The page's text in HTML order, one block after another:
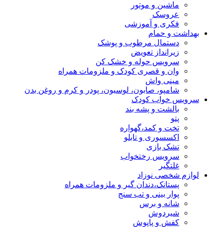
ماشین و موتور
عروسک
فکری و آموزشی
بهداشت و حمام
دستمال مرطوب و پوشک
زیرانداز تعویض
سرویس حوله و خشک کن
وان و قصری کودک و ملزومات همراه
مینی واش
شامپو، صابون، لوسیون، پودر و کرم و روغن بدن
سرویس خواب کودک
بالشت و پشه بند
پتو
تخت و کمد،گهواره
اکسسوری و تابلو
تشک بازی
سرویس رختخواب
غلتگیر
لوازم شخصی نوزاد
پستانک،دندان گیر و ملزومات همراه
پوار بینی و تب سنج
شانه و برس
شیردوش
کفش و پاپوش